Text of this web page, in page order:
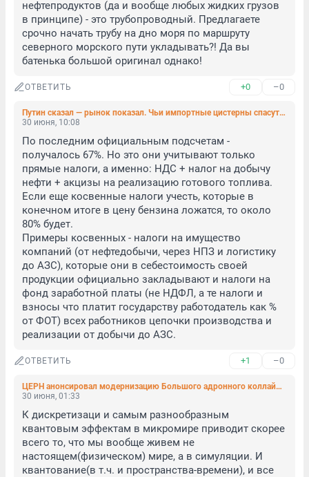
нефтепродуктов (да и вообще любых жидких грузов
в принципе) - это трубопроводный. Предлагаете
срочно начать трубу на дно моря по маршруту
северного морского пути укладывать?! Да вы
батенька большой оригинал однако!
ОТВЕТИТЬ +0 –0
Путин сказал — рынок показал. Чьи импортные цистерны спасут российские АЗС
30 июня, 10:08
По последним официальным подсчетам -
получалось 67%. Но это они учитывают только
прямые налоги, а именно: НДС + налог на добычу
нефти + акцизы на реализацию готового топлива.
Если еще косвенные налоги учесть, которые в
конечном итоге в цену бензина ложатся, то около
80% будет.
Примеры косвенных - налоги на имущество
компаний (от нефтедобычи, через НПЗ и логистику
до АЗС), которые они в себестоимость своей
продукции официально закладывают и налоги на
фонд заработной платы (не НДФЛ, а те налоги и
взносы что платит государству работодатель как %
от ФОТ) всех работников цепочки производства и
реализации от добычи до АЗС.
ОТВЕТИТЬ +1 –0
ЦЕРН анонсировал модернизацию Большого адронного коллайдера и новую эру физики высоких энергий
30 июня, 01:33
К дискретизаци и самым разнообразным
квантовым эффектам в микромире приводит скорее
всего то, что мы вообще живем не
настоящем(физическом) мире, а в симуляции. И
квантование(в т.ч. и пространства-времени), и все